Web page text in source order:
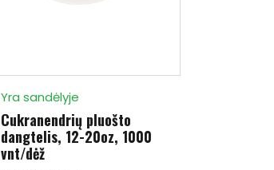
Yra sandėlyje
Cukranendrių pluošto
dangtelis, 12-20oz, 1000
vnt/dėž